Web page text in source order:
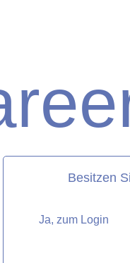
Besitzen
Ja, zum Login